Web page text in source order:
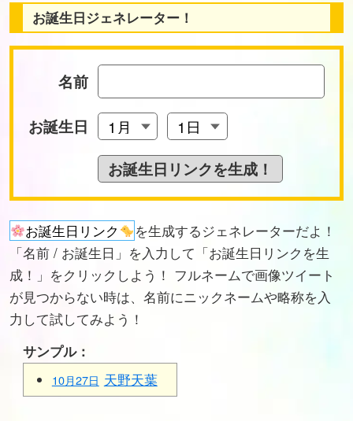
お誕生日ジェネレーター！
名前
お誕生日
お誕生日リンク
を生成するジェネレーターだよ！
「名前 / お誕生日」を入力して「お誕生日リンクを生
成！」をクリックしよう！ フルネームで画像ツイート
が見つからない時は、名前にニックネームや略称を入
力して試してみよう！
サンプル：
10月27日 天野天葉